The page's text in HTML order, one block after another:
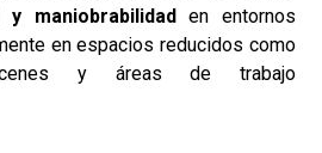
y maniobrabilidad en entornos
en espacios reducidos como
y áreas de trabajo